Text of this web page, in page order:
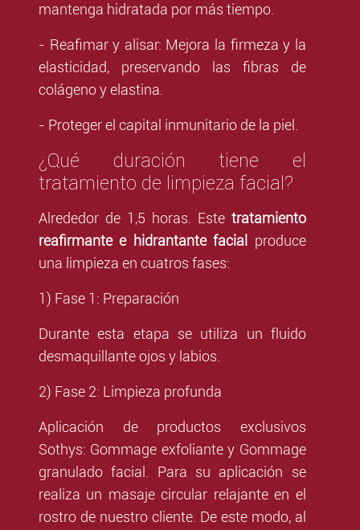
mantenga hidratada por más tiempo.
- Reafimar y alisar: Mejora la firmeza y la
elasticidad, preservando las fibras de
colágeno y elastina.
- Proteger el capital inmunitario de la piel.
¿Qué duración tiene el
tratamiento de limpieza facial?
Alrededor de 1,5 horas. Este tratamiento
reafirmante e hidrantante facial
produce
una limpieza en cuatros fases:
1) Fase 1: Preparación
Durante esta etapa se utiliza un fluido
desmaquillante ojos y labios.
2) Fase 2: Limpieza profunda
Aplicación de productos exclusivos
Sothys: Gommage exfoliante y Gommage
granulado facial. Para su aplicación se
realiza un masaje circular relajante en el
rostro de nuestro cliente. De este modo, al